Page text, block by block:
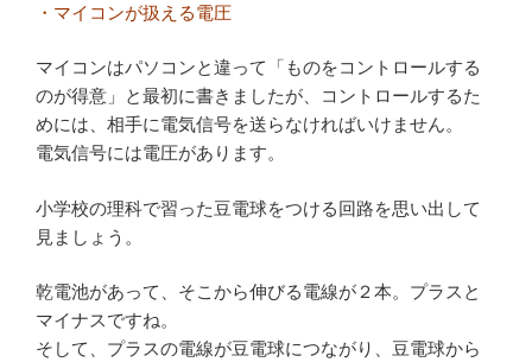
・マイコンが扱える電圧
マイコンはパソコンと違って「ものをコントロールする
のが得意」と最初に書きましたが、コントロールするた
めには、相手に電気信号を送らなければいけません。
電気信号には電圧があります。
小学校の理科で習った豆電球をつける回路を思い出して
見ましょう。
乾電池があって、そこから伸びる電線が２本。プラスと
マイナスですね。
そして、プラスの電線が豆電球につながり、豆電球から